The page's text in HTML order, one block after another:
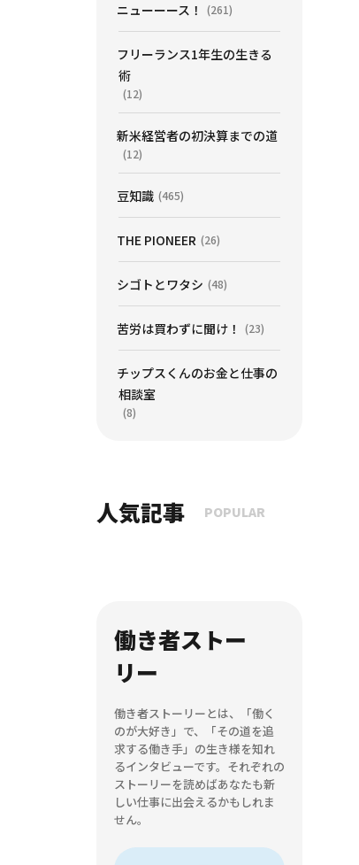
ニューーース！ (261)
フリーランス1年生の生きる
術
(12)
新米経営者の初決算までの道
(12)
豆知識 (465)
THE PIONEER (26)
シゴトとワタシ (48)
苦労は買わずに聞け！ (23)
チップスくんのお金と仕事の
相談室
(8)
人気記事 POPULAR
働き者ストー
リー
働き者ストーリーとは、「働く
のが大好き」で、「その道を追
求する働き手」の生き様を知れ
るインタビューです。それぞれの
ストーリーを読めばあなたも新
しい仕事に出会えるかもしれま
せん。